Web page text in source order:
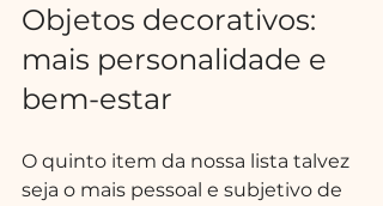
Objetos decorativos:
mais personalidade e
bem-estar
O quinto item da nossa lista talvez
seja o mais pessoal e subjetivo de